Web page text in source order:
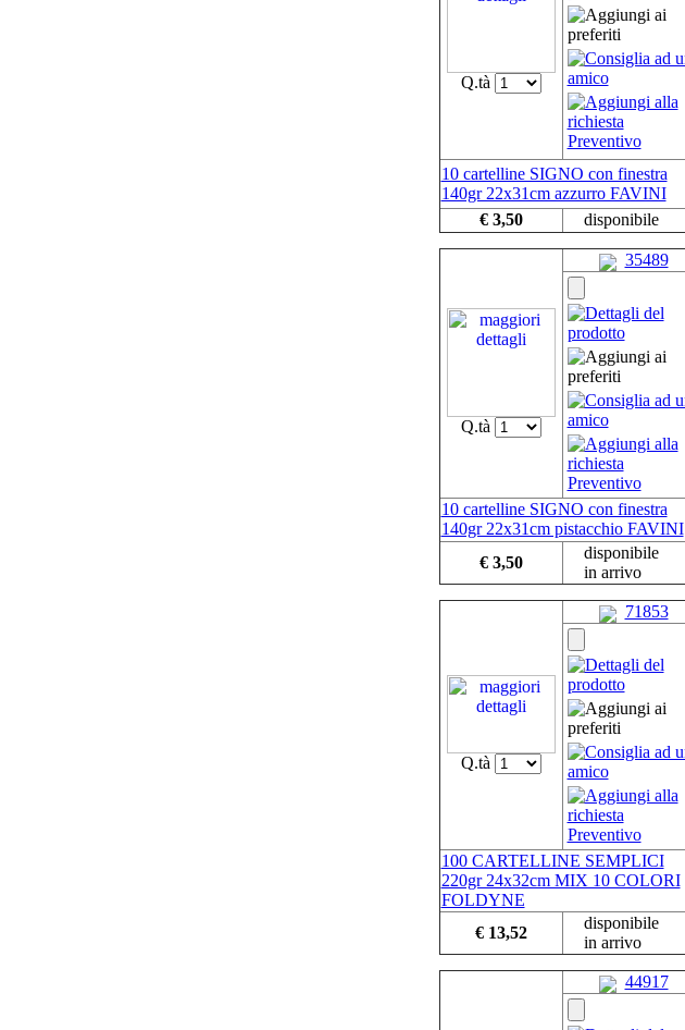
Q.tà
10 cartelline SIGNO con finestra
140gr 22x31cm azzurro FAVINI
€ 3,50
disponibile
Q.tà
35489
10 cartelline SIGNO con finestra
140gr 22x31cm pistacchio FAVINI
€ 3,50
disponibile
in arrivo
Q.tà
71853
100 CARTELLINE SEMPLICI
220gr 24x32cm MIX 10 COLORI
FOLDYNE
€ 13,52
disponibile
in arrivo
44917